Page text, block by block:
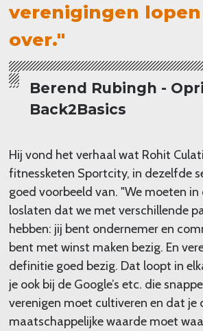
verenigingen
over."
Berend Rubingh -
Back2Basics
Hij vond het verhaal wat Rohit
fitnessketen Sportcity, in dezelfde
goed voorbeeld van. "We moeten
loslaten dat we met verschillende
hebben: jij bent ondernemer en
bent met winst maken bezig. En
definitie goed bezig. Dat loopt in
je ook bij de Google’s etc. die
verenigen moet cultiveren en dat je
maatschappelijke waarde moet